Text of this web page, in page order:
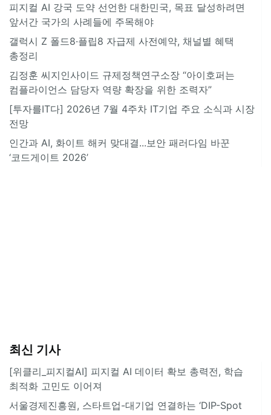
피지컬 AI 강국 도약 선언한 대한민국, 목표 달성하려면
앞서간 국가의 사례들에 주목해야
갤럭시 Z 폴드8·플립8 자급제 사전예약, 채널별 혜택
총정리
김정훈 씨지인사이드 규제정책연구소장 “아이호퍼는
컴플라이언스 담당자 역량 확장을 위한 조력자”
[투자를IT다] 2026년 7월 4주차 IT기업 주요 소식과 시장
전망
인간과 AI, 화이트 해커 맞대결...보안 패러다임 바꾼
‘코드게이트 2026’
최신 기사
[위클리_피지컬AI] 피지컬 AI 데이터 확보 총력전, 학습
최적화 고민도 이어져
서울경제진흥원, 스타트업-대기업 연결하는 ‘DIP-Spot